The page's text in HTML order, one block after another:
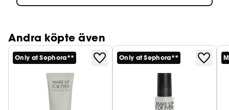
Andra köpte även
Only at Sephora** Only at Sephora**